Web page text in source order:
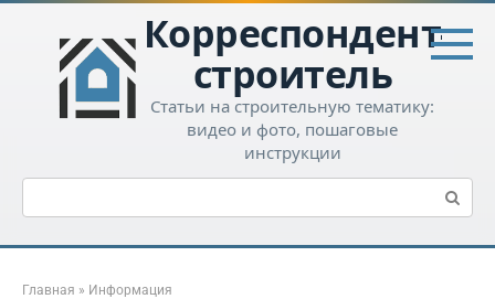
Перейти
контенту
Корреспондент-
строитель
Статьи на строительную тематику:
видео и фото, пошаговые
инструкции
Поиск:
Главная » Информация